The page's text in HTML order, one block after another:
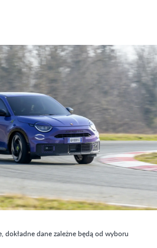
Klasa Małe
dokładne dane zależne będą od wyboru